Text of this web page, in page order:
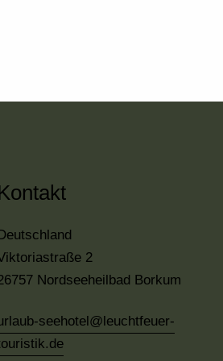
2
Nordseeheilbad Borkum
seehotel@leuchtfeuer-